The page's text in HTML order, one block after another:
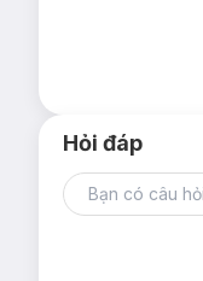
Hỏi đáp